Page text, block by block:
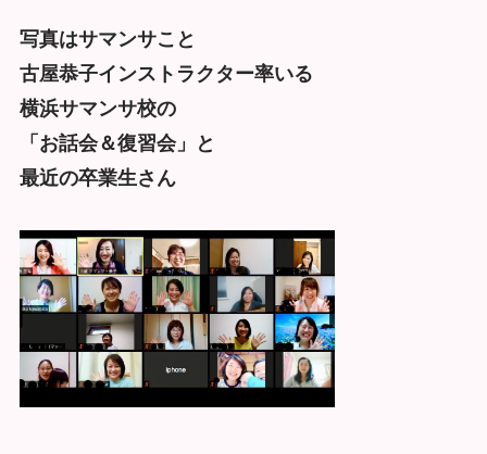
写真はサマンサこと
古屋恭子インストラクター率いる
横浜サマンサ校の
「お話会＆復習会」と
最近の卒業生さん